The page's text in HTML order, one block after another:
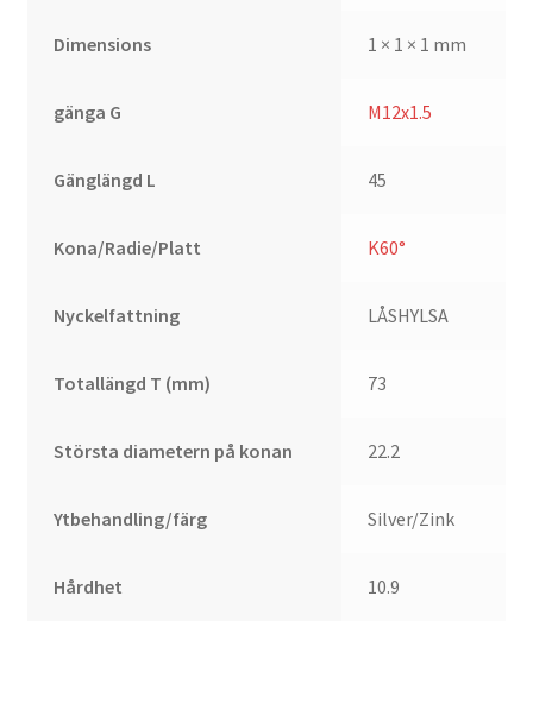
Dimensions 1 × 1 × 1 mm
gänga G M12x1.5
Gänglängd L 45
Kona/Radie/Platt K60°
Nyckelfattning LÅSHYLSA
Totallängd T (mm) 73
Största diametern på konan 22.2
Ytbehandling/färg Silver/Zink
Hårdhet 10.9